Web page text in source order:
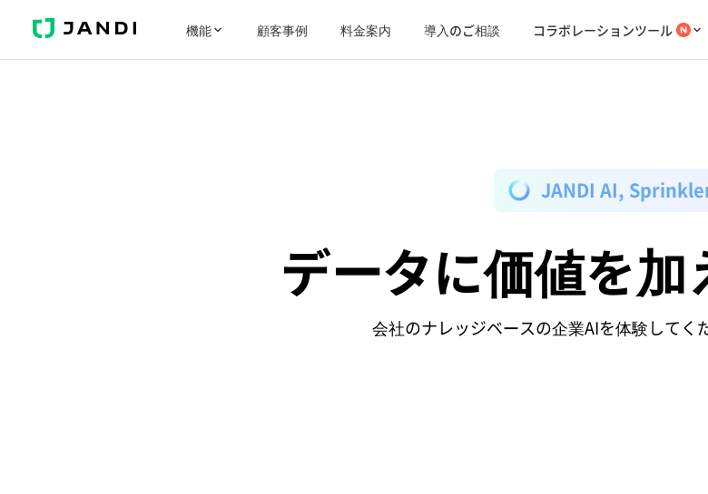
JANDI 機能 顧客事例 料金案内 導入のご相談 コラボレーションツール
JANDI AI,
データに価値を加
会社のナレッジベースの企業AIを体験してく